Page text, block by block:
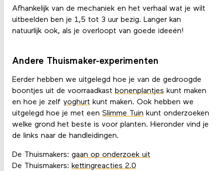
Afhankelijk van de mechaniek en het verhaal wat je wilt
uitbeelden ben je 1,5 tot 3 uur bezig. Langer kan
natuurlijk ook, als je overloopt van goede ideeën!
Andere Thuismaker-experimenten
Eerder hebben we uitgelegd hoe je van de gedroogde
boontjes uit de voorraadkast bonenplantjes kunt maken
en hoe je zelf yoghurt kunt maken. Ook hebben we
uitgelegd hoe je met een Slimme Tuin kunt onderzoeken
welke grond het beste is voor planten. Hieronder vind je
de links naar de handleidingen.
De Thuismakers: gaan op onderzoek uit
De Thuismakers: kettingreacties 2.0